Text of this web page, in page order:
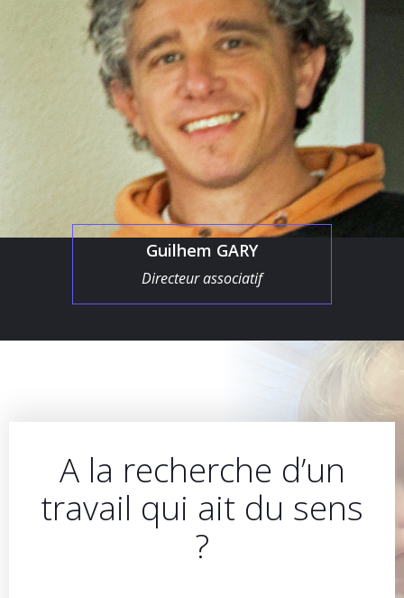
Guilhem GARY
Directeur associatif
A la recherche d’un
travail qui ait du sens
?